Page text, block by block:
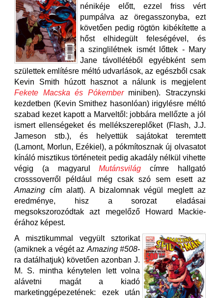
nénikéje előtt, ezzel friss vért
pumpálva az öregasszonyba, ezt
követően pedig rögtön kibékítette a
hőst elhidegült feleségével, és
a szinglilétnek ismét lőttek - Mary
Jane távollétéből egyébként sem
születtek említésre méltó udvarlások, az egészből csak
Kevin Smith húzott hasznot a nálunk is megjelent
Fekete Macska és Pókemberminiben). Straczynski
kezdetben (Kevin Smithez hasonlóan) irigylésre méltó
szabad kezet kapott a Marveltől: jobbára mellőzte a jól
ismert ellenségeket és mellékszereplőket (Flash, J.J.
Jameson stb.), és helyettük sajátokat teremtett
(Lamont, Morlun, Ezékiel), a pókmítosznak új olvasatot
kínáló misztikus történeteit pedig akadály nélkül vihette
végig (a magyarulMutánsvilág címre hallgató
crosssoverről például még csak szó sem esett az
Amazing cím alatt). A bizalomnak végül meglett az
eredménye, hisz a sorozat eladásai
megsokszorozódtak azt megelőző Howard Mackie-
érához képest.
A misztikummal vegyült sztorikat
(amiknek a végét az Amazing #508-
ra datálhatjuk) követően azonban J.
M. S. mintha kénytelen lett volna
alávetni magát a kiadó
marketinggépezetének: ezek után